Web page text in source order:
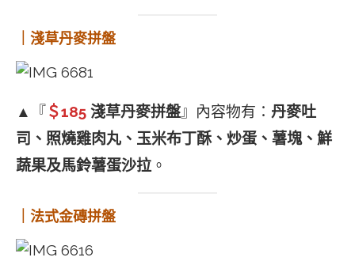
｜淺草丹麥拼盤
▲『＄185 淺草丹麥拼盤』內容物有： 丹麥吐
司、照燒雞肉丸、玉米布丁酥、炒蛋、薯塊、鮮
蔬果及馬鈴薯蛋沙拉 。
｜法式金磚拼盤